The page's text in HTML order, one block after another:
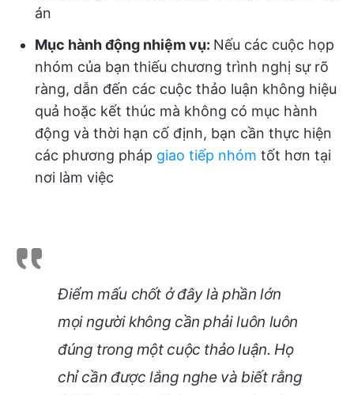
án
Mục hành động nhiệm vụ: Nếu các cuộc họp
nhóm của bạn thiếu chương trình nghị sự rõ
ràng, dẫn đến các cuộc thảo luận không hiệu
quả hoặc kết thúc mà không có mục hành
động và thời hạn cố định, bạn cần thực hiện
các phương pháp giao tiếp nhóm tốt hơn tại
nơi làm việc
Điểm mấu chốt ở đây là phần lớn
mọi người không cần phải luôn luôn
đúng trong một cuộc thảo luận. Họ
chỉ cần được lắng nghe và biết rằng